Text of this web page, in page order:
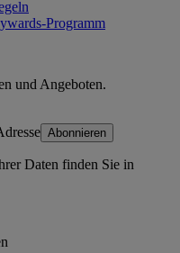
Programm
und Angeboten.
Abonnieren
Daten finden Sie in